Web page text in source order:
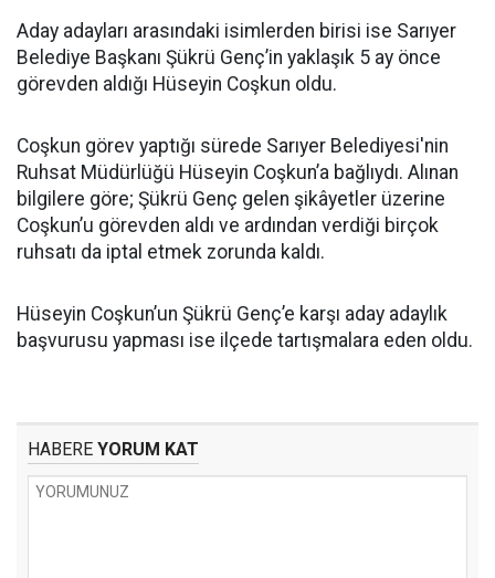
Aday adayları arasındaki isimlerden birisi ise Sarıyer
Belediye Başkanı Şükrü Genç’in yaklaşık 5 ay önce
görevden aldığı Hüseyin Coşkun oldu.
Coşkun görev yaptığı sürede Sarıyer Belediyesi'nin
Ruhsat Müdürlüğü Hüseyin Coşkun’a bağlıydı. Alınan
bilgilere göre; Şükrü Genç gelen şikâyetler üzerine
Coşkun’u görevden aldı ve ardından verdiği birçok
ruhsatı da iptal etmek zorunda kaldı.
Hüseyin Coşkun’un Şükrü Genç’e karşı aday adaylık
başvurusu yapması ise ilçede tartışmalara eden oldu.
HABERE YORUM KAT